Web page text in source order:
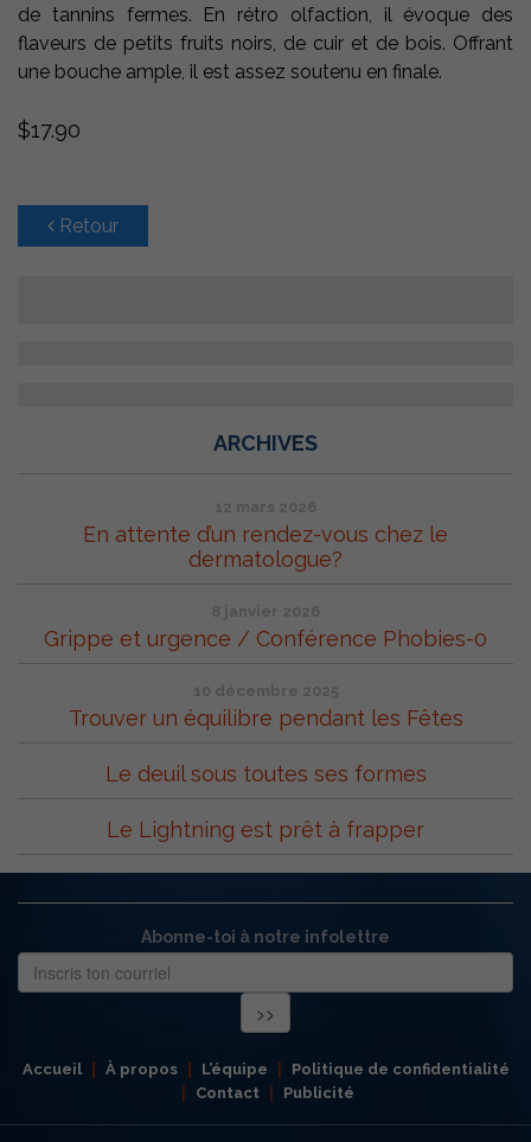
de tannins fermes. En rétro olfaction, il évoque des
flaveurs de petits fruits noirs, de cuir et de bois. Offrant
une bouche ample, il est assez soutenu en finale.
$17.90
Retour
ARCHIVES
12 mars 2026
En attente d’un rendez-vous chez le
dermatologue?
8 janvier 2026
Grippe et urgence / Conférence Phobies-0
10 décembre 2025
Trouver un équilibre pendant les Fêtes
Le deuil sous toutes ses formes
Le Lightning est prêt à frapper
Abonne-toi à notre infolettre
Accueil À propos L’équipe
Politique de confidentialité
Contact
Publicité